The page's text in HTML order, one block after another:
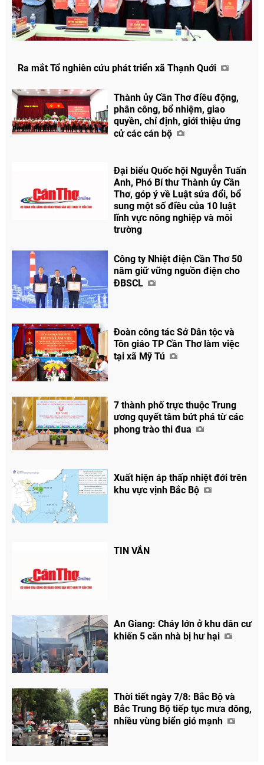
Chia sẻ
Ra mắt Tổ nghiên cứu phát triển xã Thạnh Quới
Thành ủy Cần Thơ điều động,
phân công, bổ nhiệm, giao
quyền, chỉ định, giới thiệu ứng
cử các cán bộ
Đại biểu Quốc hội Nguyễn Tuấn
Anh, Phó Bí thư Thành ủy Cần
Thơ, góp ý về Luật sửa đổi, bổ
sung một số điều của 10 luật
lĩnh vực nông nghiệp và môi
trường
Công ty Nhiệt điện Cần Thơ 50
năm giữ vững nguồn điện cho
ĐBSCL
Đoàn công tác Sở Dân tộc và
Tôn giáo TP Cần Thơ làm việc
tại xã Mỹ Tú
7 thành phố trực thuộc Trung
ương quyết tâm bứt phá từ các
phong trào thi đua
Xuất hiện áp thấp nhiệt đới trên
khu vực vịnh Bắc Bộ
TIN VẮN
An Giang: Cháy lớn ở khu dân cư
khiến 5 căn nhà bị hư hại
Thời tiết ngày 7/8: Bắc Bộ và
Bắc Trung Bộ tiếp tục mưa dông,
nhiều vùng biển gió mạnh